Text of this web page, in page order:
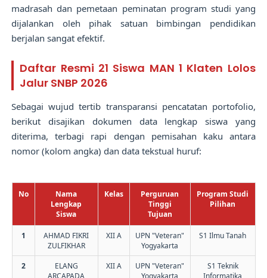
madrasah dan pemetaan peminatan program studi yang
dijalankan oleh pihak satuan bimbingan pendidikan
berjalan sangat efektif.
Daftar Resmi 21 Siswa MAN 1 Klaten Lolos
Jalur SNBP 2026
Sebagai wujud tertib transparansi pencatatan portofolio,
berikut disajikan dokumen data lengkap siswa yang
diterima, terbagi rapi dengan pemisahan kaku antara
nomor (kolom angka) dan data tekstual huruf:
No
Nama
Lengkap
Siswa
Kelas
Perguruan
Tinggi
Tujuan
Program Studi
Pilihan
1
AHMAD FIKRI
ZULFIKHAR
XII A
UPN "Veteran"
Yogyakarta
S1 Ilmu Tanah
2
ELANG
ARCAPADA
XII A
UPN "Veteran"
Yogyakarta
S1 Teknik
Informatika